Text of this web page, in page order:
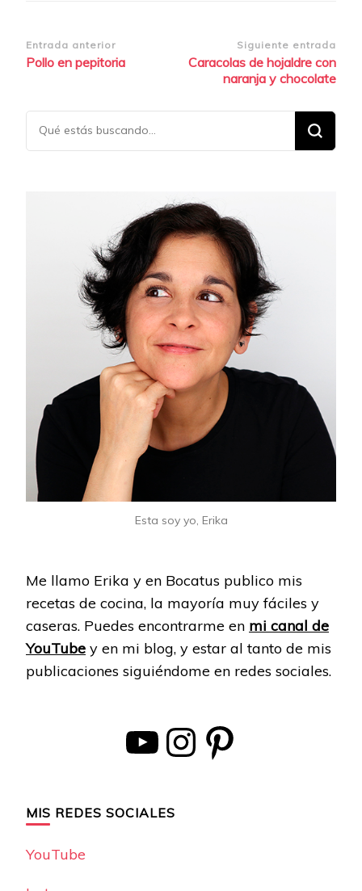
Navegación
de
Entrada anterior
Pollo en pepitoria
Siguiente entrada
Caracolas de hojaldre con
naranja y chocolate
¿Buscas
algo?
Esta soy yo, Erika
Me llamo Erika y en Bocatus publico mis
recetas de cocina, la mayoría muy fáciles y
caseras. Puedes encontrarme en mi canal de
YouTube y en mi blog, y estar al tanto de mis
publicaciones siguiéndome en redes sociales.
YouTube Instagram Pinterest
MIS REDES SOCIALES
YouTube